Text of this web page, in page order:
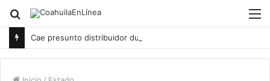
Buscar
por
Cae presunto distribuidor durante cateo en Acuña